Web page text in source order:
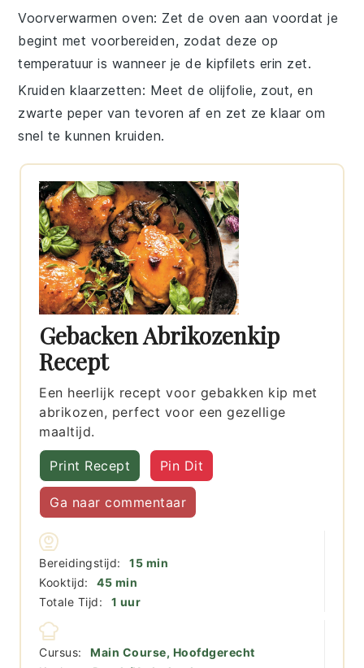
Voorverwarmen oven: Zet de oven aan voordat je
begint met voorbereiden, zodat deze op
temperatuur is wanneer je de kipfilets erin zet.
Kruiden klaarzetten: Meet de olijfolie, zout, en
zwarte peper van tevoren af en zet ze klaar om
snel te kunnen kruiden.
Gebacken Abrikozenkip
Recept
Een heerlijk recept voor gebakken kip met
abrikozen, perfect voor een gezellige
maaltijd.
Print Recept Pin Dit
Ga naar commentaar
Bereidingstijd: 15minuten
min
Kooktijd:
45minuten
min
Totale Tijd:
1 uur
uur
Cursus:
Main Course, Hoofdgerecht